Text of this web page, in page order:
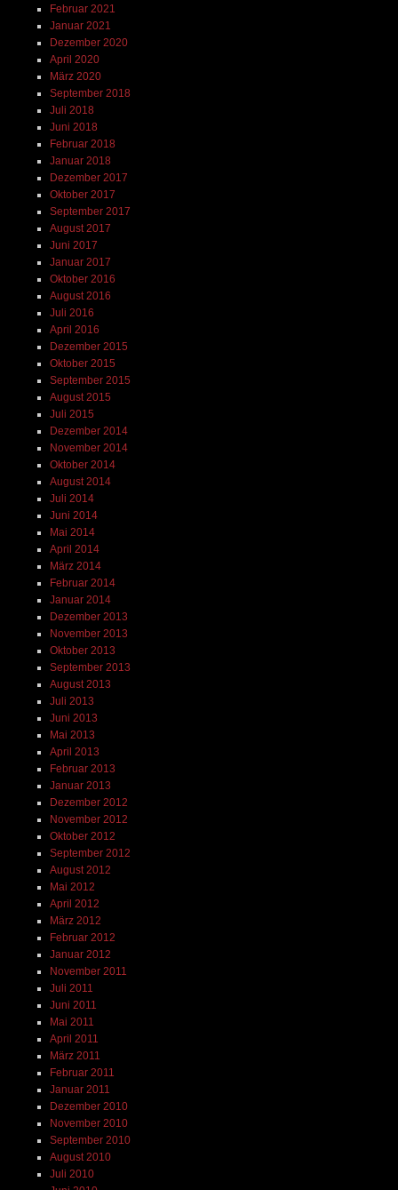
Februar 2021
Januar 2021
Dezember 2020
April 2020
März 2020
September 2018
Juli 2018
Juni 2018
Februar 2018
Januar 2018
Dezember 2017
Oktober 2017
September 2017
August 2017
Juni 2017
Januar 2017
Oktober 2016
August 2016
Juli 2016
April 2016
Dezember 2015
Oktober 2015
September 2015
August 2015
Juli 2015
Dezember 2014
November 2014
Oktober 2014
August 2014
Juli 2014
Juni 2014
Mai 2014
April 2014
März 2014
Februar 2014
Januar 2014
Dezember 2013
November 2013
Oktober 2013
September 2013
August 2013
Juli 2013
Juni 2013
Mai 2013
April 2013
Februar 2013
Januar 2013
Dezember 2012
November 2012
Oktober 2012
September 2012
August 2012
Mai 2012
April 2012
März 2012
Februar 2012
Januar 2012
November 2011
Juli 2011
Juni 2011
Mai 2011
April 2011
März 2011
Februar 2011
Januar 2011
Dezember 2010
November 2010
September 2010
August 2010
Juli 2010